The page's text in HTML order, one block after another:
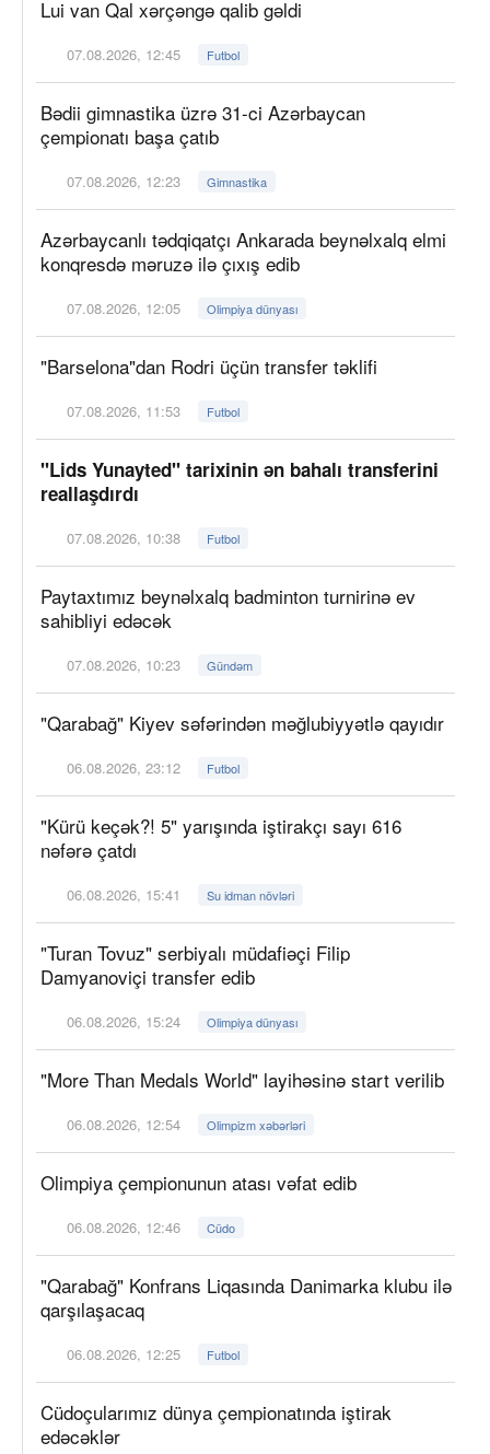
Lui van Qal xərçəngə qalib gəldi
07.08.2026, 12:45 Futbol
Bədii gimnastika üzrə 31-ci Azərbaycan
çempionatı başa çatıb
07.08.2026, 12:23 Gimnastika
Azərbaycanlı tədqiqatçı Ankarada beynəlxalq elmi
konqresdə məruzə ilə çıxış edib
07.08.2026, 12:05 Olimpiya dünyası
"Barselona"dan Rodri üçün transfer təklifi
07.08.2026, 11:53 Futbol
"Lids Yunayted" tarixinin ən bahalı transferini
reallaşdırdı
07.08.2026, 10:38 Futbol
Paytaxtımız beynəlxalq badminton turnirinə ev
sahibliyi edəcək
07.08.2026, 10:23 Gündəm
"Qarabağ" Kiyev səfərindən məğlubiyyətlə qayıdır
06.08.2026, 23:12 Futbol
"Kürü keçək?! 5" yarışında iştirakçı sayı 616
nəfərə çatdı
06.08.2026, 15:41 Su idman növləri
"Turan Tovuz" serbiyalı müdafiəçi Filip
Damyanoviçi transfer edib
06.08.2026, 15:24 Olimpiya dünyası
"More Than Medals World" layihəsinə start verilib
06.08.2026, 12:54 Olimpizm xəbərləri
Olimpiya çempionunun atası vəfat edib
06.08.2026, 12:46 Cüdo
"Qarabağ" Konfrans Liqasında Danimarka klubu ilə
qarşılaşacaq
06.08.2026, 12:25 Futbol
Cüdoçularımız dünya çempionatında iştirak
edəcəklər